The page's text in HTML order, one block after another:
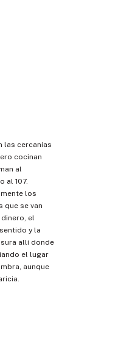
las cercanías
cocinan
al
al 107.
los
que se van
el
y la
allí donde
el lugar
aunque